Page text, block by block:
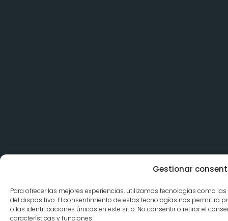
Gestionar
Para ofrecer las mejores experiencias, utilizamos tecnologías como
del dispositivo. El consentimiento de estas tecnologías nos permitirá
o las identificaciones únicas en este sitio. No consentir o retirar el
características y funciones.